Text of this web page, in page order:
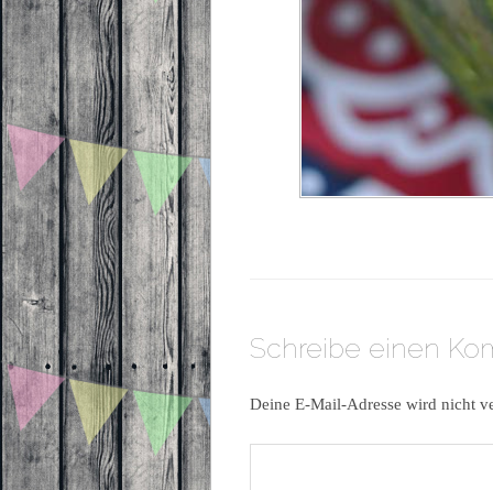
Schreibe einen
Deine E-Mail-Adresse wird nicht